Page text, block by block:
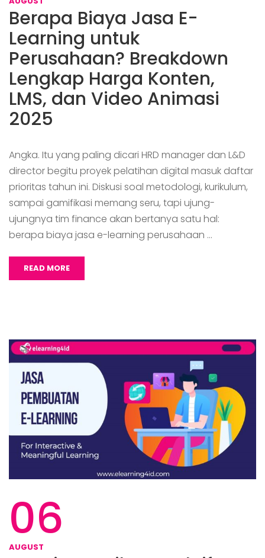
Berapa Biaya Jasa E-
Learning untuk
Perusahaan? Breakdown
Lengkap Harga Konten,
LMS, dan Video Animasi
2025
Angka. Itu yang paling dicari HRD manager dan L&D
director begitu proyek pelatihan digital masuk daftar
prioritas tahun ini. Diskusi soal metodologi, kurikulum,
sampai gamifikasi memang seru, tapi ujung-
ujungnya tim finance akan bertanya satu hal:
berapa biaya jasa e-learning perusahaan …
READ MORE
06
AUGUST